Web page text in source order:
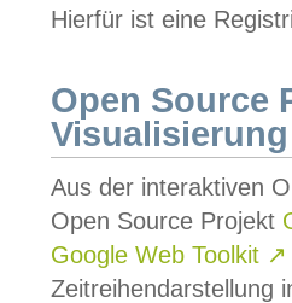
Hierfür ist eine
Open Source
Visualisierung
Aus der interaktiven
Open Source Projekt
Google Web Toolkit ↗
Zeitreihendarstellung